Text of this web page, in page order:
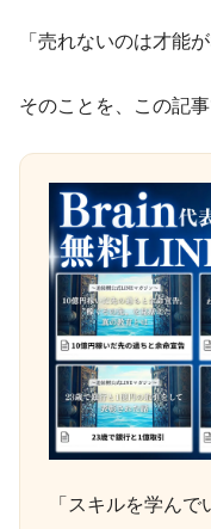
「売れないのは才能
そのことを、この記
「スキルを学ん